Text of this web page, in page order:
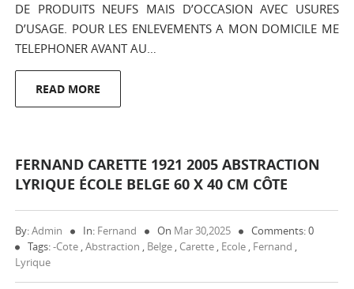
DE PRODUITS NEUFS MAIS D’OCCASION AVEC USURES
D’USAGE. POUR LES ENLEVEMENTS A MON DOMICILE ME
TELEPHONER AVANT AU…
READ MORE
FERNAND CARETTE 1921 2005 ABSTRACTION
LYRIQUE ÉCOLE BELGE 60 X 40 CM CÔTE
By:Admin In: Fernand On Mar 30,2025
Comments: 0
Tags:-cote ,Abstraction , Belge , Carette , Ecole , Fernand ,
Lyrique